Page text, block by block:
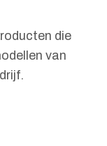
die
van